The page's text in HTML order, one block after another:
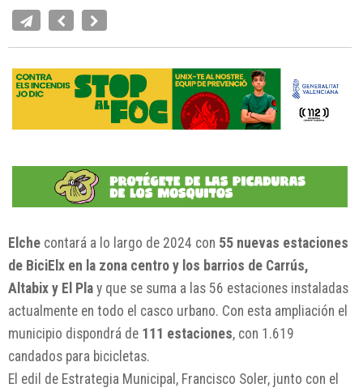
Elche contará a lo largo de 2024 con 55 nuevas estaciones
de BiciElx en la zona centro y los barrios de Carrús,
Altabix y El Pla y que se suma a las 56 estaciones instaladas
actualmente en todo el casco urbano. Con esta ampliación el
municipio dispondrá de 111 estaciones, con 1.619
candados para bicicletas.
El edil de Estrategia Municipal, Francisco Soler, junto con el